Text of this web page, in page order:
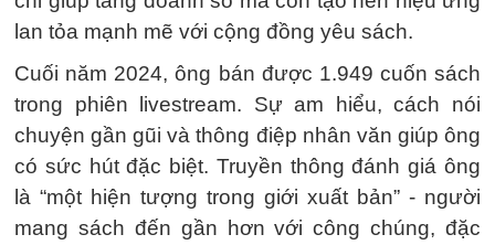
lan tỏa mạnh mẽ với cộng đồng yêu sách.
Cuối năm 2024, ông bán được 1.949 cuốn sách
trong phiên livestream. Sự am hiểu, cách nói
chuyện gần gũi và thông điệp nhân văn giúp ông
có sức hút đặc biệt. Truyền thông đánh giá ông
là “một hiện tượng trong giới xuất bản” - người
mang sách đến gần hơn với công chúng, đặc